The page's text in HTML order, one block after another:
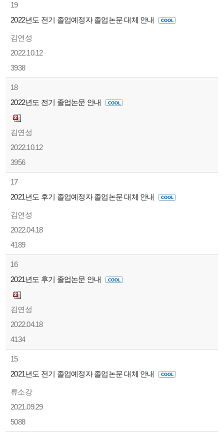
19
2022년도 전기 졸업예정자 졸업논문 대체 안내
김연성
2022.10.12
3938
18
2022년도 전기 졸업논문 안내
김연성
2022.10.12
3956
17
2021년도 후기 졸업예정자 졸업논문 대체 안내
김연성
2022.04.18
4189
16
2021년도 후기 졸업논문 안내
김연성
2022.04.18
4134
15
2021년도 전기 졸업예정자 졸업논문 대체 안내
류소강
2021.09.29
5088